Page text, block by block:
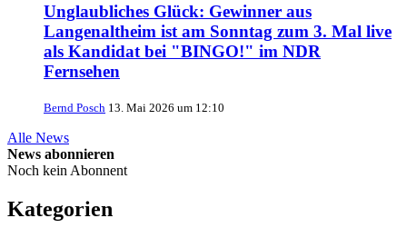
Unglaubliches Glück: Gewinner aus
Langenaltheim ist am Sonntag zum 3. Mal live
als Kandidat bei "BINGO!" im NDR
Fernsehen
Bernd Posch 13. Mai 2026 um 12:10
Alle News
News abonnieren
Noch kein Abonnent
Kategorien